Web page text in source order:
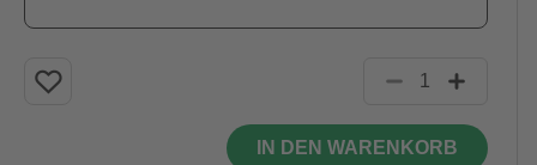
IN DEN WARENKORB